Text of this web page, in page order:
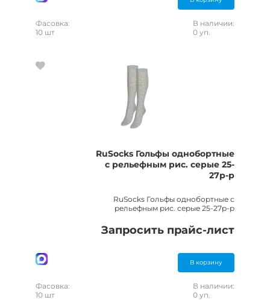
Фасовка:
10 шт
В наличии:
0 уп.
RuSocks Гольфы однобортные
с рельефным рис. серые 25-
27р-р
RuSocks Гольфы однобортные с
рельефным рис. серые 25-27р-р
Запросить прайс-лист
В корзину
Фасовка:
10 шт
В наличии:
0 уп.